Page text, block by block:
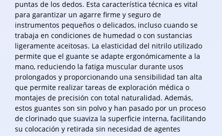
puntas de los dedos. Esta característica técnica es vital
para garantizar un agarre firme y seguro de
instrumentos pequeños o delicados, incluso cuando se
trabaja en condiciones de humedad o con sustancias
ligeramente aceitosas. La elasticidad del nitrilo utilizado
permite que el guante se adapte ergonómicamente a la
mano, reduciendo la fatiga muscular durante usos
prolongados y proporcionando una sensibilidad tan alta
que permite realizar tareas de exploración médica o
montajes de precisión con total naturalidad. Además,
estos guantes son sin polvo y han pasado por un proceso
de clorinado que suaviza la superficie interna, facilitando
su colocación y retirada sin necesidad de agentes